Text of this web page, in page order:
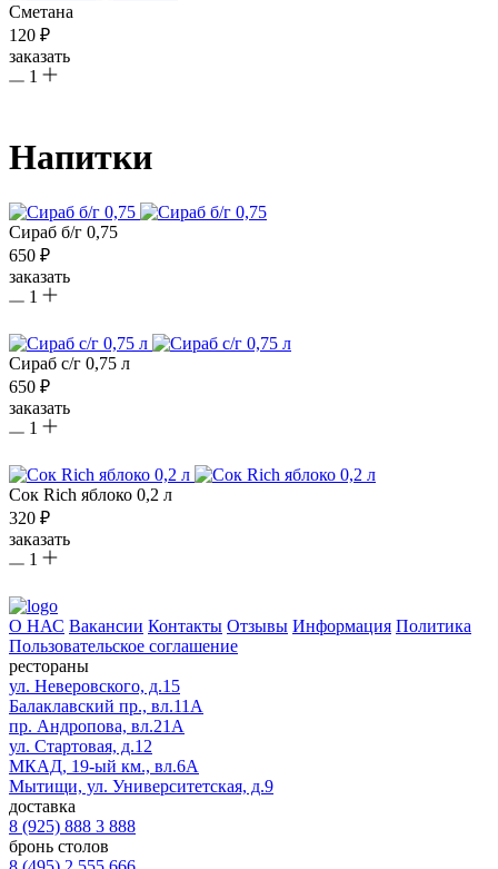
Сметана
120 ₽
заказать
1
Напитки
Сираб б/г 0,75
650 ₽
заказать
1
Сираб с/г 0,75 л
650 ₽
заказать
1
Сок Rich яблоко 0,2 л
320 ₽
заказать
1
О НАС Вакансии Контакты Отзывы Информация Политика
Пользовательское соглашение
рестораны
ул. Неверовского, д.15
Балаклавский пр., вл.11А
пр. Андропова, вл.21А
ул. Стартовая, д.12
МКАД, 19-ый км., вл.6А
Мытищи, ул. Университетская, д.9
доставка
8 (925) 888 3 888
бронь столов